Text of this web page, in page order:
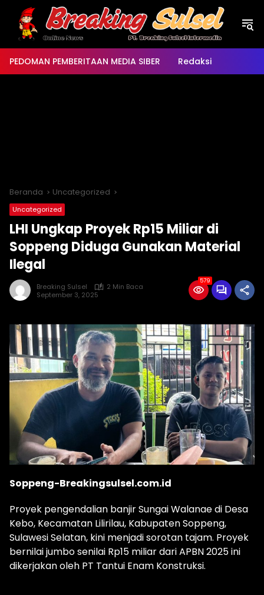
Langsung
konten
PEDOMAN PEMBERITAAN MEDIA SIBER Redaksi
Beranda Uncategorized
Uncategorized
LHI Ungkap Proyek Rp15 Miliar di
Soppeng Diduga Gunakan Material
Ilegal
Breaking Sulsel
2 Min Baca
September 3, 2025
579
Soppeng-Breakingsulsel.com.id
Proyek pengendalian banjir Sungai Walanae di Desa
Kebo, Kecamatan Lilirilau, Kabupaten Soppeng,
Sulawesi Selatan, kini menjadi sorotan tajam. Proyek
bernilai jumbo senilai Rp15 miliar dari APBN 2025 ini
dikerjakan oleh PT Tantui Enam Konstruksi.